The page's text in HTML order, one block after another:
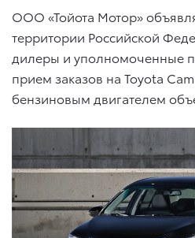
ООО «Тойота Мотор»
территории Российской
дилеры и уполномоченные
прием заказов на Toyota
бензиновым двигателем